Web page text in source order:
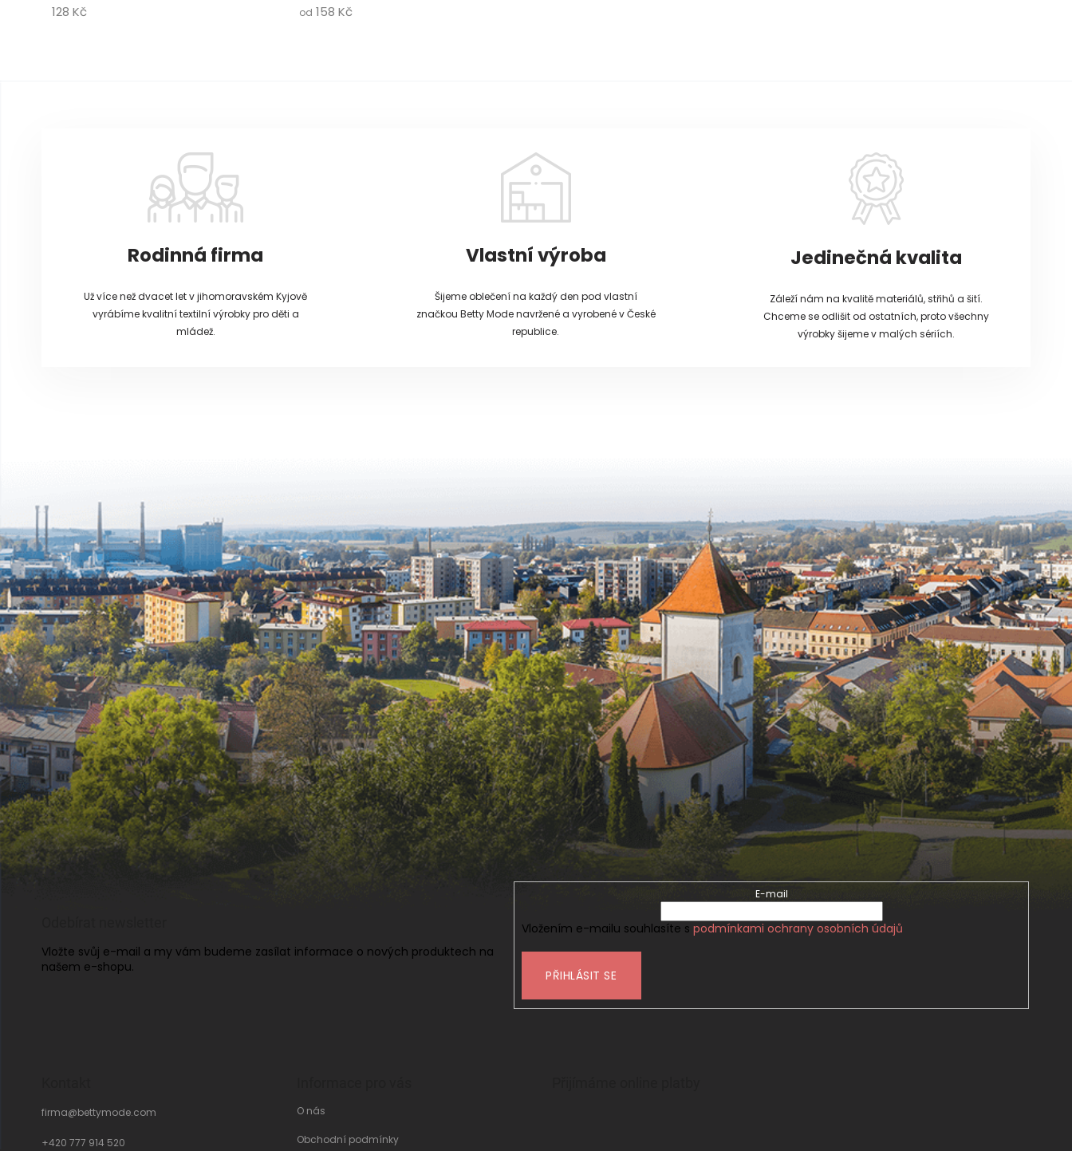
128 Kč od 158 Kč
Rodinná firma
Už více než dvacet let v jihomoravském Kyjově
vyrábíme kvalitní textilní výrobky pro děti a
mládež.
Vlastní výroba
Šijeme oblečení na každý den pod vlastní
značkou Betty Mode navržené a vyrobené v České
republice.
Jedinečná kvalita
Záleží nám na kvalitě materiálů, střihů a šití.
Chceme se odlišit od ostatních, proto všechny
výrobky šijeme v malých sériích.
Vložte svůj e-mail a my vám budeme zasílat informace o nových produktech na
našem e-shopu.
E-mail
Vložením e-mailu souhlasíte s podmínkami ochrany osobních údajů
PŘIHLÁSIT SE
firma@bettymode.com
+420 777 914 520
O nás
Obchodní podmínky